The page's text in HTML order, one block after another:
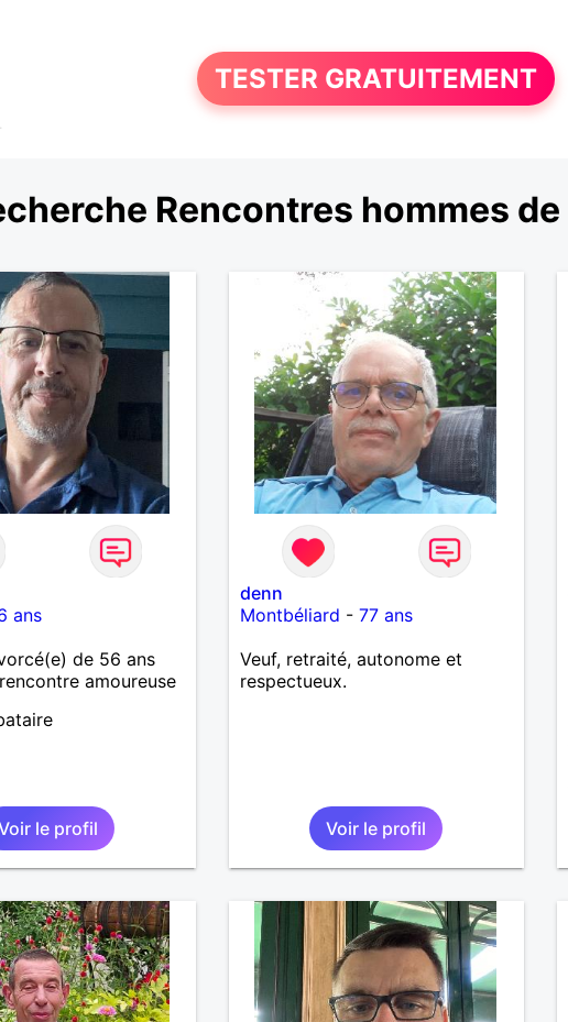
TESTER GRATUITEMENT
Rencontres hommes
ans
de 56 ans
amoureuse
le profil
denn
Montbéliard - 77 ans
Veuf, retraité, autonome et
respectueux.
Voir le profil